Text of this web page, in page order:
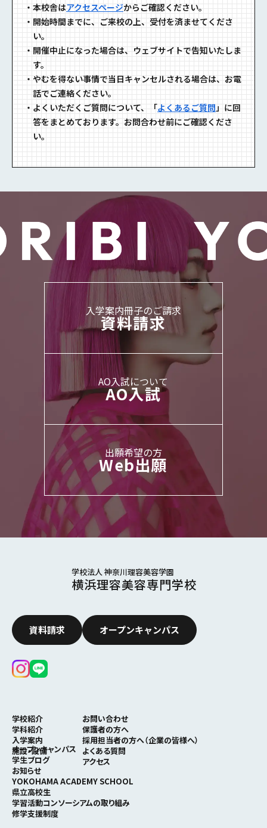
・ 本校舎はアクセスページからご確認ください。
・ 開始時間までに、ご来校の上、受付を済ませてくださ
い。
・ 開催中⽌になった場合は、ウェブサイトで告知いたしま
す。
・ やむを得ない事情で当⽇キャンセルされる場合は、お電
話でご連絡ください。
・ よくいただくご質問について、「よくあるご質問 」に回
答をまとめております。お問合わせ前にご確認くださ
い。
⼊学案内冊⼦のご請求
資料請求
AO⼊試について
AO⼊試
出願希望の⽅
Web出願
学校法人 神奈川理容美容学園
横浜理容美容専門学校
資料請求 オープンキャンパス
学校紹介
学科紹介
⼊学案内
施設・設備
オープンキャンパス
学⽣ブログ
お知らせ
YOKOHAMA ACADEMY SCHOOL
県立高校生
学習活動コンソーシアムの取り組み
修学支援制度
お問い合わせ
保護者の⽅へ
採⽤担当者の⽅へ（企業の皆様へ）
よくある質問
アクセス